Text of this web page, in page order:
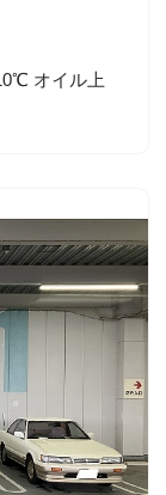
オイル上